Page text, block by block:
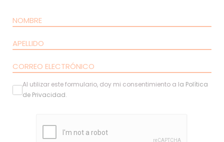
Al utilizar este formulario, doy mi consentimiento a la Política
de Privacidad.